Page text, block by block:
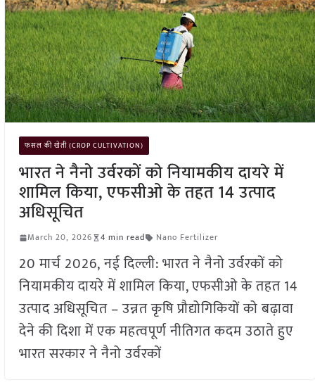
फसल की खेती (CROP CULTIVATION)
भारत ने नैनो उर्वरकों को नियामकीय दायरे में
शामिल किया, एफसीओ के तहत 14 उत्पाद
अधिसूचित
March 20, 2026 4 min read Nano Fertilizer
20 मार्च 2026, नई दिल्ली: भारत ने नैनो उर्वरकों को
नियामकीय दायरे में शामिल किया, एफसीओ के तहत 14
उत्पाद अधिसूचित – उन्नत कृषि प्रौद्योगिकियों को बढ़ावा
देने की दिशा में एक महत्वपूर्ण नीतिगत कदम उठाते हुए
भारत सरकार ने नैनो उर्वरकों